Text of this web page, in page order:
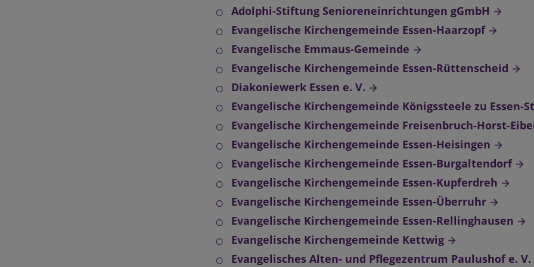
Adolphi-Stiftung Senioreneinrichtungen gGmbH
Evangelische Kirchengemeinde Essen-Haarzopf
Evangelische Emmaus-Gemeinde
Evangelische Kirchengemeinde Essen-Rüttenscheid
Diakoniewerk Essen e. V.
Evangelische Kirchengemeinde Königssteele zu Essen-
Evangelische Kirchengemeinde Freisenbruch-Horst-
Evangelische Kirchengemeinde Essen-Heisingen
Evangelische Kirchengemeinde Essen-Burgaltendorf
Evangelische Kirchengemeinde Essen-Kupferdreh
Evangelische Kirchengemeinde Essen-Überruhr
Evangelische Kirchengemeinde Essen-Rellinghausen
Evangelische Kirchengemeinde Kettwig
Evangelisches Alten- und Pflegezentrum Paulushof e. V.